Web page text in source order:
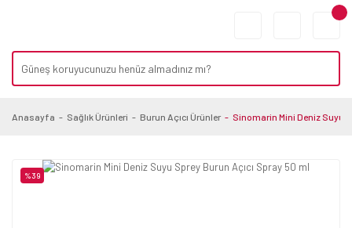
Anasayfa Sağlık Ürünleri Burun Açıcı Ürünler Sinomarin Mini Deniz Suyu
%39